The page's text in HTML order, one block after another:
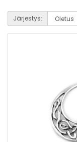
Järjestys: